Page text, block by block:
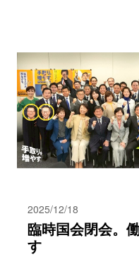
2025/12/18
臨時国会閉会。
す